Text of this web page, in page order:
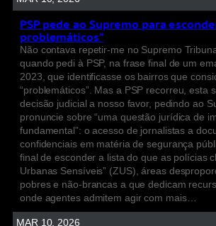
PSP pede ao Supremo para
problemáticos”
Não contava repetir-me no Supremo
quando pedi à PSP, na frase final de um
2023, que identificasse os bairros que
“problemáticos”. Mas a PSP recorreu, esta
decisão judicial a nosso favor, pedindo ao
pronuncie sobre “uma questão jurídica de
fundamental”: o acesso de jornalistas a
confidenciais em matéria de segurança
final de esconder a lista do que as polícias
Urbanas Sensíveis” (ZUS), áreas
pobres e não-brancas a que dedicam
onde agentes admitem agir com mais…
MAR 10, 2026